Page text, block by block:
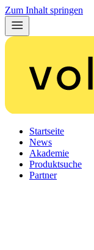
Zum Inhalt springen
Startseite
News
Akademie
Produktsuche
Partner